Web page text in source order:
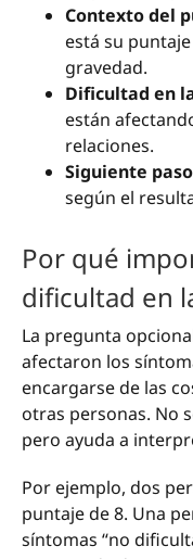
Contexto del
está su
gravedad.
Dificultad en
están
relaciones.
Siguiente
según el
Por qué
dificultad en
La pregunta
afectaron los
encargarse de las
otras personas. No
pero ayuda a
Por ejemplo, dos
puntaje de 8. Una
síntomas “no